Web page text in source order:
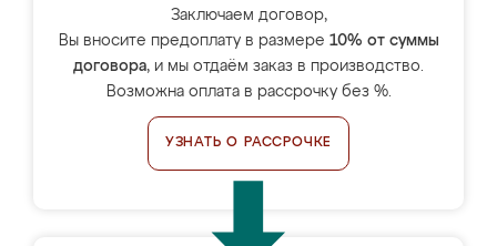
Заключаем договор,
Вы вносите предоплату в размере 10% от суммы
договора, и мы отдаём заказ в производство.
Возможна оплата в рассрочку без %.
УЗНАТЬ О РАССРОЧКЕ